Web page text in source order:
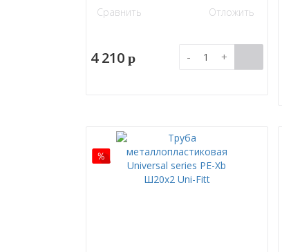
Сравнить Отложить
4 210p - +